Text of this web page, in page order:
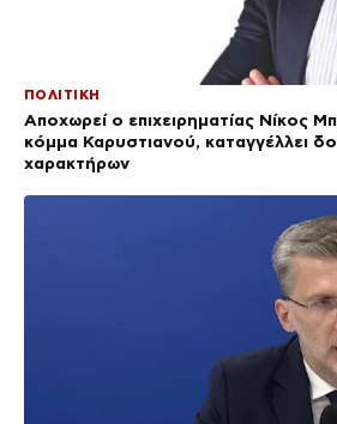
ΠΟΛΙΤΙΚΗ
Αποχωρεί ο επιχειρηματίας Νίκος
κόμμα Καρυστιανού, καταγγέλλει
χαρακτήρων